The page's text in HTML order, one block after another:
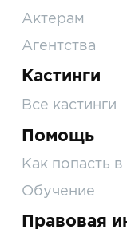
Актерам
Агентства
Кастинги
Все кастинги
Помощь
Как попасть в
Обучение
Правовая